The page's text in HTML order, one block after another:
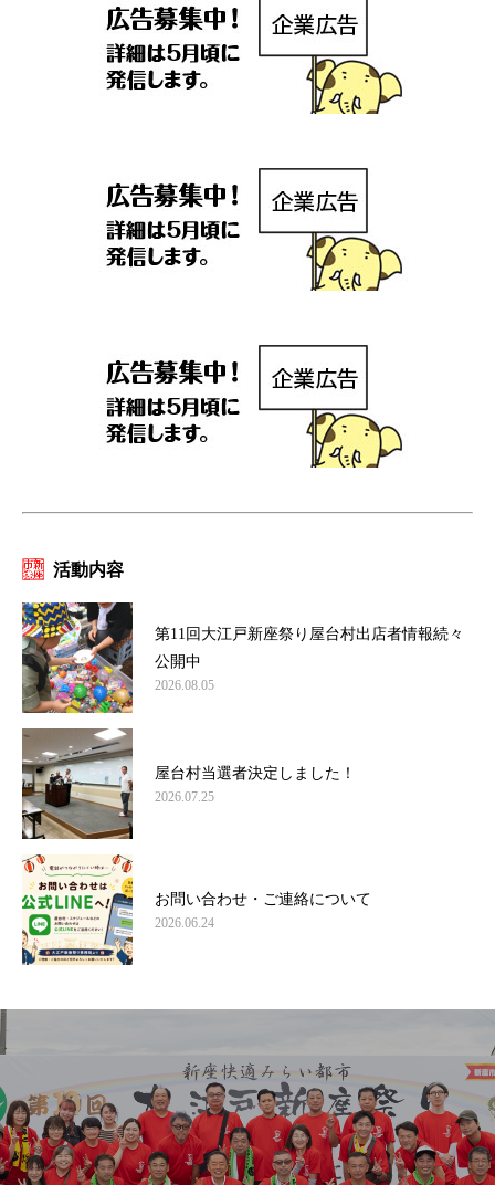
活動内容
第11回大江戸新座祭り屋台村出店者情報続々
公開中
2026.08.05
屋台村当選者決定しました！
2026.07.25
お問い合わせ・ご連絡について
2026.06.24